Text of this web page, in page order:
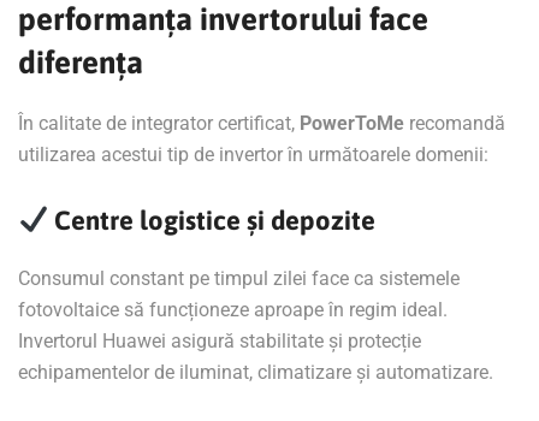
performanța invertorului face
diferența
În calitate de integrator certificat, PowerToMe recomandă
utilizarea acestui tip de invertor în următoarele domenii:
Centre logistice și depozite
Consumul constant pe timpul zilei face ca sistemele
fotovoltaice să funcționeze aproape în regim ideal.
Invertorul Huawei asigură stabilitate și protecție
echipamentelor de iluminat, climatizare și automatizare.